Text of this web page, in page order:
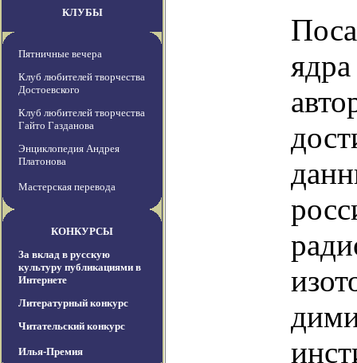
КЛУБЫ
Пятничные вечера
Клуб любителей творчества
Достоевского
Клуб любителей творчества
Гайто Газданова
Энциклопедия Андрея
Платонова
Мастерская перевода
КОНКУРСЫ
За вклад в русскую
культуру публикациями в
Интернете
Литературный конкурс
Читательский конкурс
Илья-Премия